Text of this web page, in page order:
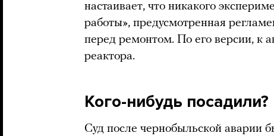
настаивает, что никакого
работы», предусмотренная
перед ремонтом. По его версии, к
реактора.
Кого-нибудь посадили?
Суд после чернобыльской аварии